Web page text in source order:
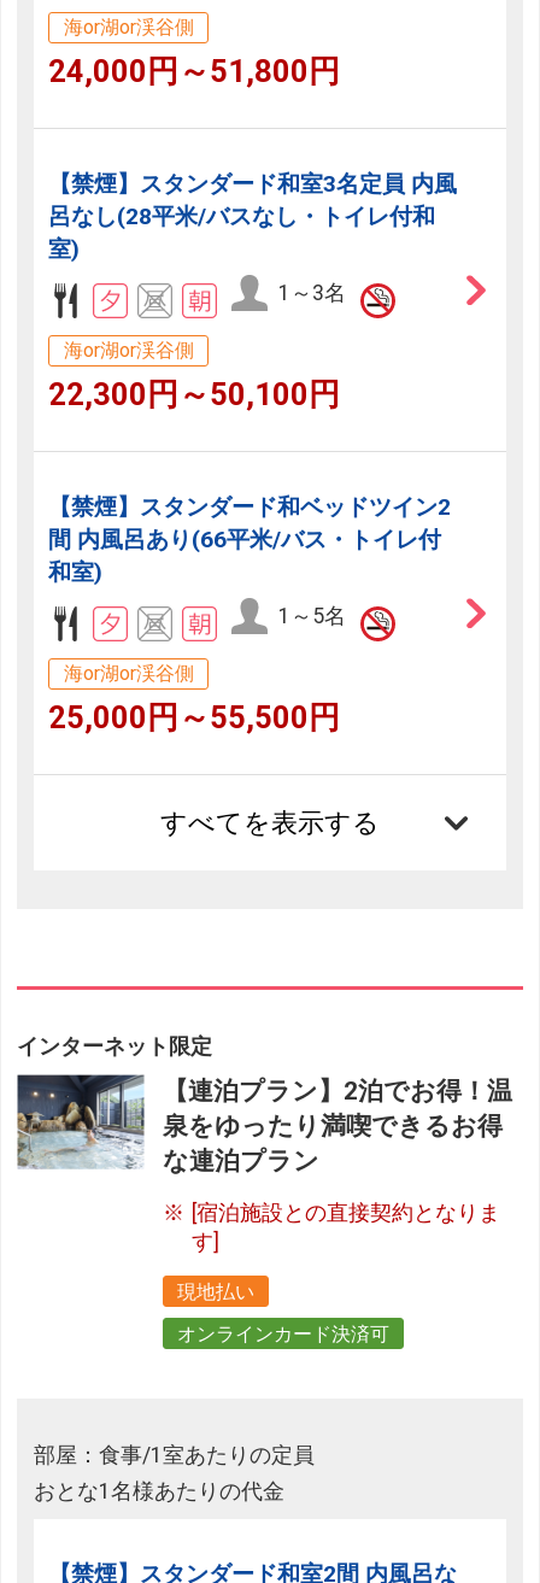
海or湖or渓谷側
24,000円～51,800円
【禁煙】スタンダード和室3名定員 内風
呂なし(28平米/バスなし・トイレ付和
室)
1～3名
海or湖or渓谷側
22,300円～50,100円
【禁煙】スタンダード和ベッドツイン2
間 内風呂あり(66平米/バス・トイレ付
和室)
1～5名
海or湖or渓谷側
25,000円～55,500円
すべてを表示する
インターネット限定
【連泊プラン】2泊でお得！温
泉をゆったり満喫できるお得
な連泊プラン
[宿泊施設との直接契約となりま
す]
現地払い
オンラインカード決済可
部屋：食事/1室あたりの定員
おとな1名様あたりの代金
【禁煙】スタンダード和室2間 内風呂な